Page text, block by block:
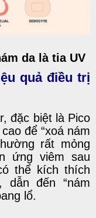
da là tia UV
quả điều trị
đặc biệt là Pico
để “xoá nám
rất mỏng
ứng viêm sau
thể kích thích
dẫn đến “nám
lổ.